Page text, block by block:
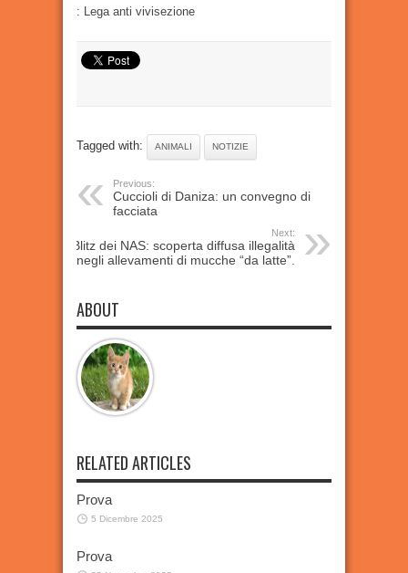
: Lega anti vivisezione
Tagged with: ANIMALI NOTIZIE
Previous:
Cuccioli di Daniza: un convegno di
facciata
Next:
Blitz dei NAS: scoperta diffusa illegalità
negli allevamenti di mucche “da latte”.
ABOUT
RELATED ARTICLES
Prova
5 Dicembre 2025
Prova